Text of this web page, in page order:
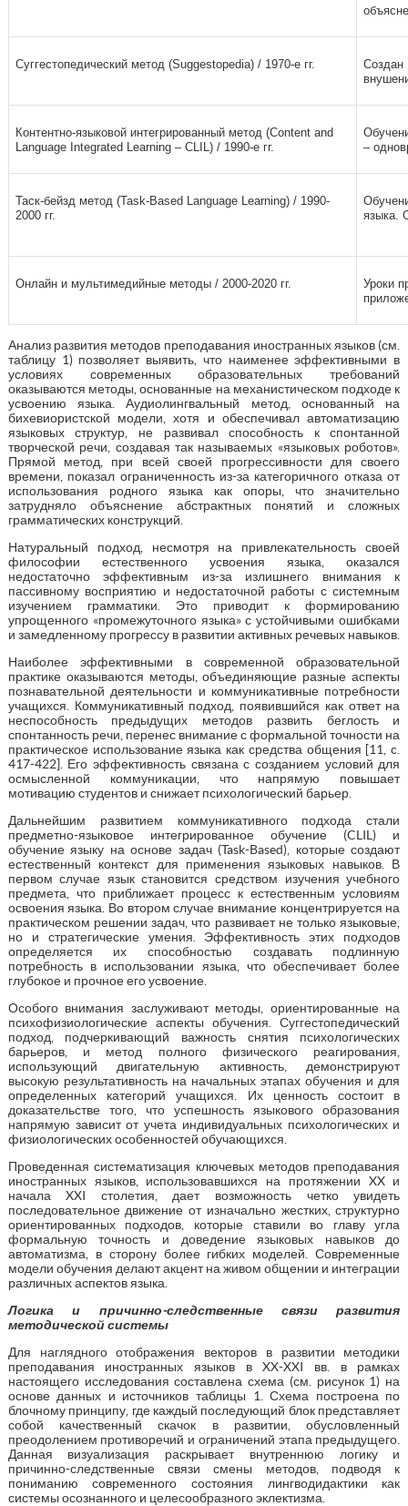
Суггестопедический метод (Suggestopedia) / 1970-е гг.
Создан
Контентно-языковой интегрированный метод (Content and
Language Integrated Learning – CLIL) / 1990-е гг.
–
Таск-бейзд метод (Task-Based Language Learning) / 1990-
2000 гг.
языка.
Онлайн и мультимедийные методы / 2000-2020 гг.
Уроки
Анализ развития методов преподавания иностранных языков (см.
таблицу 1) позволяет выявить, что наименее эффективными в
условиях современных образовательных требований
оказываются методы, основанные на механистическом подходе к
усвоению языка. Аудиолингвальный метод, основанный на
бихевиористской модели, хотя и обеспечивал автоматизацию
языковых структур, не развивал способность к спонтанной
творческой речи, создавая так называемых «языковых роботов».
Прямой метод, при всей своей прогрессивности для своего
времени, показал ограниченность из-за категоричного отказа от
использования родного языка как опоры, что значительно
затрудняло объяснение абстрактных понятий и сложных
грамматических конструкций.
Натуральный подход, несмотря на привлекательность своей
философии естественного усвоения языка, оказался
недостаточно эффективным из-за излишнего внимания к
пассивному восприятию и недостаточной работы с системным
изучением грамматики. Это приводит к формированию
упрощенного «промежуточного языка» с устойчивыми ошибками
и замедленному прогрессу в развитии активных речевых навыков.
Наиболее эффективными в современной образовательной
практике оказываются методы, объединяющие разные аспекты
познавательной деятельности и коммуникативные потребности
учащихся. Коммуникативный подход, появившийся как ответ на
неспособность предыдущих методов развить беглость и
спонтанность речи, перенес внимание с формальной точности на
практическое использование языка как средства общения [11, c.
417-422]. Его эффективность связана с созданием условий для
осмысленной коммуникации, что напрямую повышает
мотивацию студентов и снижает психологический барьер.
Дальнейшим развитием коммуникативного подхода стали
предметно-языковое интегрированное обучение (CLIL) и
обучение языку на основе задач (Task-Based), которые создают
естественный контекст для применения языковых навыков. В
первом случае язык становится средством изучения учебного
предмета, что приближает процесс к естественным условиям
освоения языка. Во втором случае внимание концентрируется на
практическом решении задач, что развивает не только языковые,
но и стратегические умения. Эффективность этих подходов
определяется их способностью создавать подлинную
потребность в использовании языка, что обеспечивает более
глубокое и прочное его усвоение.
Особого внимания заслуживают методы, ориентированные на
психофизиологические аспекты обучения. Суггестопедический
подход, подчеркивающий важность снятия психологических
барьеров, и метод полного физического реагирования,
использующий двигательную активность, демонстрируют
высокую результативность на начальных этапах обучения и для
определенных категорий учащихся. Их ценность состоит в
доказательстве того, что успешность языкового образования
напрямую зависит от учета индивидуальных психологических и
физиологических особенностей обучающихся.
Проведенная систематизация ключевых методов преподавания
иностранных языков, использовавшихся на протяжении XX и
начала XXI столетия, дает возможность четко увидеть
последовательное движение от изначально жестких, структурно
ориентированных подходов, которые ставили во главу угла
формальную точность и доведение языковых навыков до
автоматизма, в сторону более гибких моделей. Современные
модели обучения делают акцент на живом общении и интеграции
различных аспектов языка.
Логика и причинно-следственные связи развития
методической системы
Для наглядного отображения векторов в развитии методики
преподавания иностранных языков в XX-XXI вв. в рамках
настоящего исследования составлена схема (см. рисунок 1) на
основе данных и источников таблицы 1. Схема построена по
блочному принципу, где каждый последующий блок представляет
собой качественный скачок в развитии, обусловленный
преодолением противоречий и ограничений этапа предыдущего.
Данная визуализация раскрывает внутреннюю логику и
причинно-следственные связи смены методов, подводя к
пониманию современного состояния лингводидактики как
системы осознанного и целесообразного эклектизма.